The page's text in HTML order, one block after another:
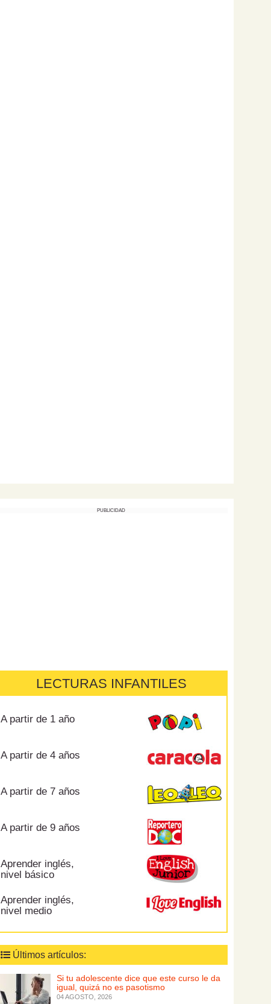
PUBLICIDAD
LECTURAS INFANTILES
A partir de 1 año
A partir de 4 años
A partir de 7 años
A partir de 9 años
Aprender inglés,
nivel básico
Aprender inglés,
nivel medio
Últimos artículos:
Si tu adolescente dice que este curso le da
igual, quizá no es pasotismo
04 AGOSTO, 2026